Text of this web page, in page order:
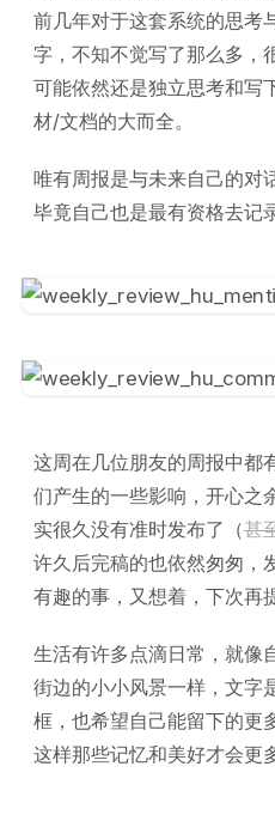
前几年对于这套系统的思考
字，不知不觉写了那么多，
可能依然还是独立思考和写
材/文档的大而全。
唯有周报是与未来自己的对
毕竟自己也是最有资格去记
这周在几位朋友的周报中都
们产生的一些影响，开心之
实很久没有准时发布了（甚
许久后完稿的也依然匆匆，
有趣的事，又想着，下次再
生活有许多点滴日常，就像
街边的小小风景一样，文字
框，也希望自己能留下的更
这样那些记忆和美好才会更